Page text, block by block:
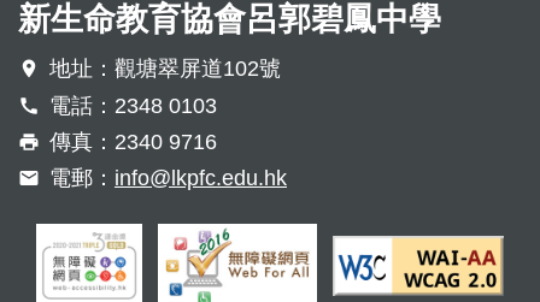
新生命教育協會呂郭碧鳳中學
地址：觀塘翠屏道102號
電話：2348 0103
傳真：2340 9716
電郵： info@lkpfc.edu.hk